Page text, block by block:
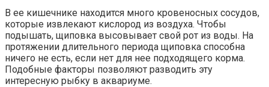
В ее кишечнике находится много кровеносных сосудов,
которые извлекают кислород из воздуха. Чтобы
подышать, щиповка высовывает свой рот из воды. На
протяжении длительного периода щиповка способна
ничего не есть, если нет для нее подходящего корма.
Подобные факторы позволяют разводить эту
интересную рыбку в аквариуме.